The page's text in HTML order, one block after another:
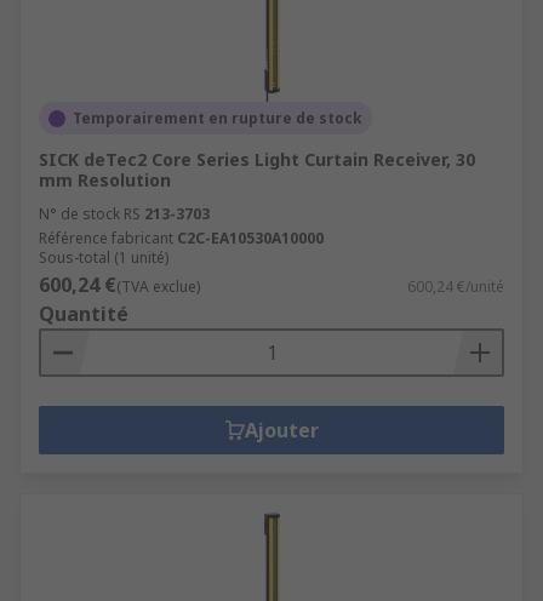
Temporairement en rupture de stock
SICK deTec2 Core Series Light Curtain Receiver, 30
mm Resolution
N° de stock RS 213-3703
Référence fabricant C2C-EA10530A10000
Sous-total (1 unité)
600,24 €(TVA exclue) 600,24 €/unité
Quantité
Ajouter